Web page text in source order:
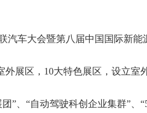
汽车大会暨第八届中国国际新
外展区，10大特色展区，设立
”、“自动驾驶科创企业集群”